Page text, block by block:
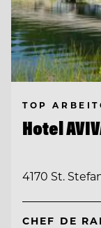
TOP
Hotel
4170 St.